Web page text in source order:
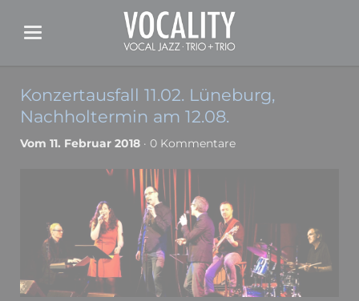
Konzertausfall 11.02. Lüneburg,
Nachholtermin am 12.08.
Vom 11. Februar 2018· 0 Kommentare